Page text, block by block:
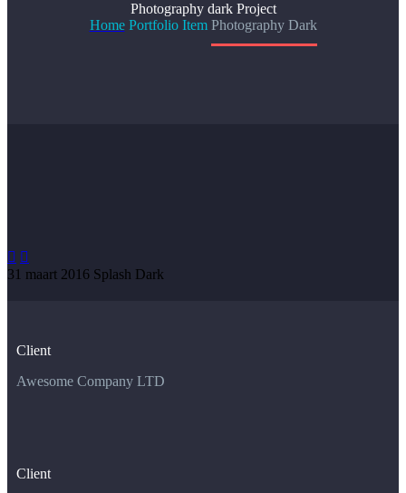
Photography dark Project
Home Portfolio Item Photography Dark
 
31 maart 2016 Splash Dark
Client
Awesome Company LTD
Client